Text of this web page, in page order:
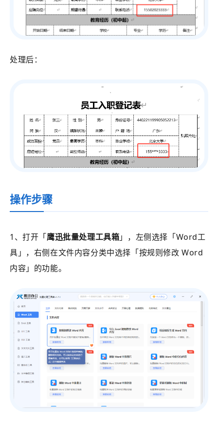
处理后：
操作步骤
1、打开 「鹰迅批量处理工具箱」 ，左侧选择 「Word工
具」 ，右侧在文件内容分类中选择 「按规则修改 Word
内容」的功能。